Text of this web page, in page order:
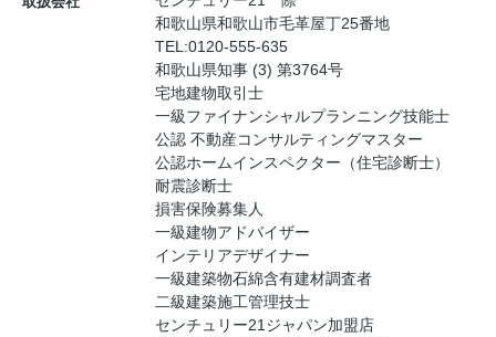
和歌山県和歌山市毛革屋丁25番地
TEL:0120-555-635
和歌山県知事 (3) 第3764号
宅地建物取引士
一級ファイナンシャルプランニング技能士
公認 不動産コンサルティングマスター
公認ホームインスペクター（住宅診断士）
耐震診断士
損害保険募集人
一級建物アドバイザー
インテリアデザイナー
一級建築物石綿含有建材調査者
二級建築施工管理技士
センチュリー21ジャパン加盟店